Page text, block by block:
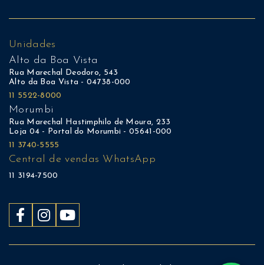
Unidades
Alto da Boa Vista
Rua Marechal Deodoro, 543
Alto da Boa Vista - 04738-000
11 5522-8000
Morumbi
Rua Marechal Hastimphilo de Moura, 233
Loja 04 - Portal do Morumbi - 05641-000
11 3740-5555
Central de vendas WhatsApp
11 3194-7500